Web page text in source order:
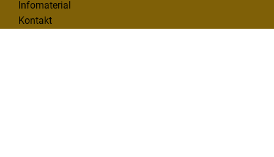
Infomaterial
Kontakt